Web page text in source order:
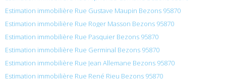
Estimation immobilière Rue Gustave Maupin Bezons 95870
Estimation immobilière Rue Roger Masson Bezons 95870
Estimation immobilière Rue Pasquier Bezons 95870
Estimation immobilière Rue Germinal Bezons 95870
Estimation immobilière Rue Jean Allemane Bezons 95870
Estimation immobilière Rue René Rieu Bezons 95870